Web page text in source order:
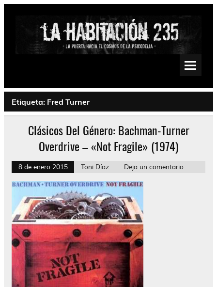
Saltar
Psychedelic, Stoner, Doom, Sludge, Fuzz, Space, Drone
Etiqueta: Fred Turner
Clásicos Del Género: Bachman-Turner
Overdrive – «Not Fragile» (1974)
8 de enero 2015 Toni Díaz Deja un comentario